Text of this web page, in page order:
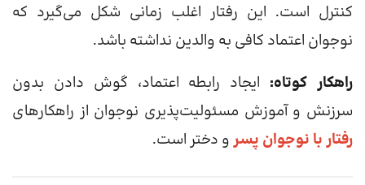
کنترل است. این رفتار اغلب زمانی شکل می‌گیرد که
نوجوان اعتماد کافی به والدین نداشته باشد.
راهکار کوتاه: ایجاد رابطه اعتماد، گوش دادن بدون
سرزنش و آموزش مسئولیت‌پذیری نوجوان از راهکارهای
رفتار با نوجوان پسرو دختر است.